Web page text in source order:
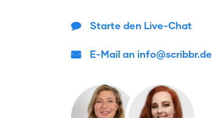
Starte den Live-Chat
E-Mail an info@scribbr.de